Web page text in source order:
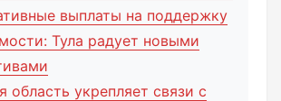
выплаты на поддержку
Тула радует новыми
область укрепляет связи с